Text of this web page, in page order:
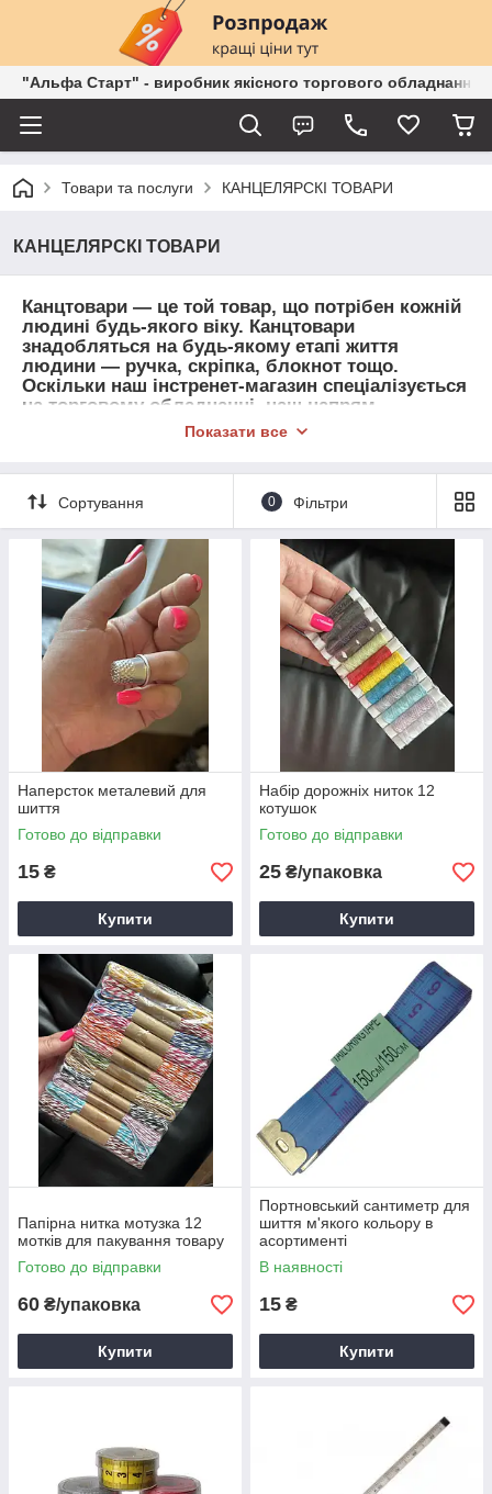
"Альфа Старт" - виробник якісного торгового обладнання
Товари та послуги КАНЦЕЛЯРСКІ ТОВАРИ
КАНЦЕЛЯРСКІ ТОВАРИ
Канцтовари — це той товар, що потрібен кожній
людині будь-якого віку. Канцтовари
знадобляться на будь-якому етапі життя
людини — ручка, скріпка, блокнот тощо.
Оскільки наш інстренет-магазин спеціалізується
на торговому обладнанні, наш напрям
канцелярських товарів йде переважно для
Показати все
Сортування 0 Фільтри
Наперсток металевий для
шиття
Готово до відправки
15 ₴
Купити
Набір дорожніх ниток 12
котушок
Готово до відправки
25 ₴/упаковка
Купити
Папірна нитка мотузка 12
мотків для пакування товару
Готово до відправки
60 ₴/упаковка
Купити
Портновський сантиметр для
шиття м'якого кольору в
асортименті
В наявності
15 ₴
Купити